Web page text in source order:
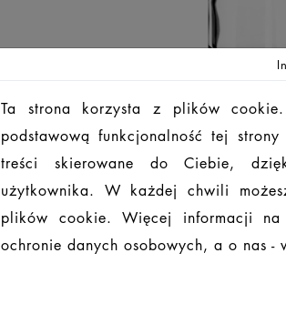
Ta strona korzysta z plików
podstawową funkcjonalność tej
treści skierowane do Ciebie,
użytkownika. W każdej chwili
plików cookie. Więcej informacji na
ochronie danych osobowych, a o nas -